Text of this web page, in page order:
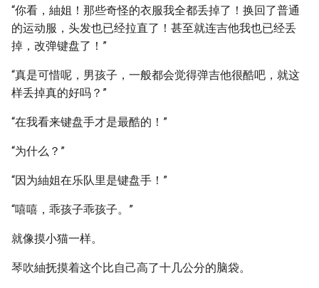
“你看，紬姐！那些奇怪的衣服我全都丢掉了！换回了普通
的运动服，头发也已经拉直了！甚至就连吉他我也已经丢
掉，改弹键盘了！”
“真是可惜呢，男孩子，一般都会觉得弹吉他很酷吧，就这
样丢掉真的好吗？”
“在我看来键盘手才是最酷的！”
“为什么？”
“因为紬姐在乐队里是键盘手！”
“嘻嘻，乖孩子乖孩子。”
就像摸小猫一样。
琴吹紬抚摸着这个比自己高了十几公分的脑袋。